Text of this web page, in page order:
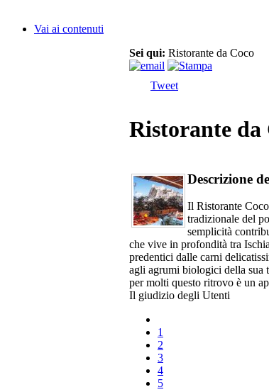
Vai ai contenuti
Sei qui: Ristorante da Coco
Tweet
Ristorante da
Descrizione
Il Ristorante
tradizionale del
semplicità
che vive in profondità tra
predentici dalle carni
agli agrumi biologici della sua
per molti questo ritrovo è un
Il giudizio degli Utenti
1
2
3
4
5